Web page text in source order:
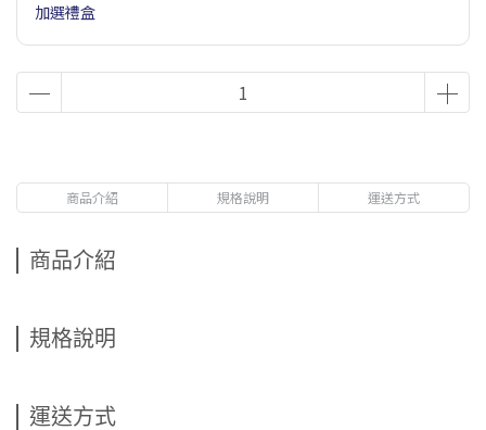
加選禮盒
商品介紹 規格說明 運送方式
商品介紹
規格說明
運送方式